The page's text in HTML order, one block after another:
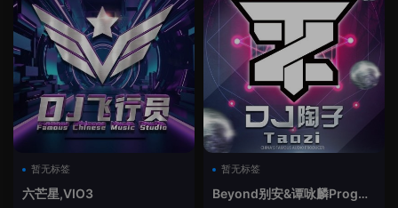
暂无标签
六芒星,VIO3
暂无标签
Beyond别安&谭咏麟ProgHo